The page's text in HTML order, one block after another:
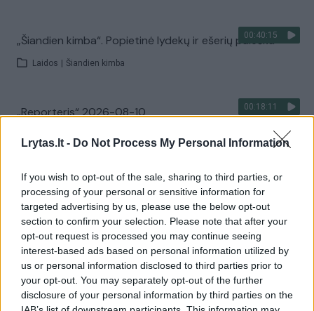
Lrytas.lt - Do Not Process My Personal Information
If you wish to opt-out of the sale, sharing to third parties, or
processing of your personal or sensitive information for
targeted advertising by us, please use the below opt-out
section to confirm your selection. Please note that after your
opt-out request is processed you may continue seeing
interest-based ads based on personal information utilized by
us or personal information disclosed to third parties prior to
your opt-out. You may separately opt-out of the further
disclosure of your personal information by third parties on the
00:40:15
„Šiandien kimba“. Popietinė lydekų ir ešerių paieška
Laidos Šiandien kimba
00:18:11
„Reporteris“ 2026-08-10
Visi įrašai
Žiūrimiausi įrašai
00:00:30
Vaizdai iš tragiškos avarijos Vilniaus r.: dviejų moterų ir